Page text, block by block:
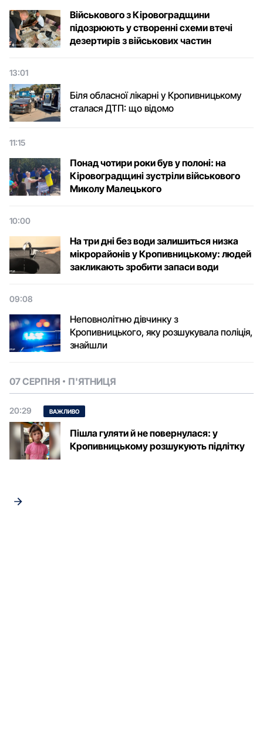
Військового з Кіровоградщини
підозрюють у створенні схеми втечі
дезертирів з військових частин
13:01
Біля обласної лікарні у Кропивницькому
сталася ДТП: що відомо
11:15
Понад чотири роки був у полоні: на
Кіровоградщині зустріли військового
Микoлу Малецькoгo
10:00
На три дні без води залишиться низка
мікрорайонів у Кропивницькому: людей
закликають зробити запаси води
09:08
Неповнолітню дівчинку з
Кропивницького, яку розшукувала поліція,
знайшли
07 СЕРПНЯ П'ЯТНИЦЯ
20:29 ВАЖЛИВО
Пішла гуляти й не повернулася: у
Кропивницькому розшукують підлітку